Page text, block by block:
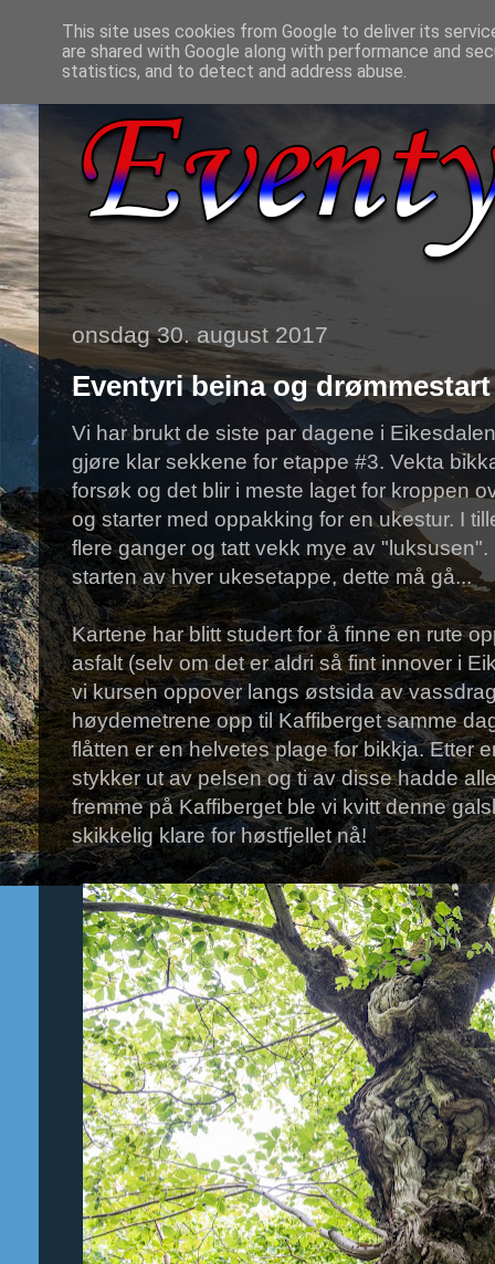
onsdag 30. august 2017
Eventyri beina og drømmestart
Vi har brukt de siste par dagene i
gjøre klar sekkene for etappe #3. Vekta
forsøk og det blir i meste laget for kroppen
og starter med oppakking for en ukestur. I
flere ganger og tatt vekk mye av
starten av hver ukesetappe, dette må gå...
Kartene har blitt studert for å finne en rute
asfalt (selv om det er aldri så fint innover i
vi kursen oppover langs østsida av
høydemetrene opp til Kaffiberget samme
flåtten er en helvetes plage for bikkja. Etter
stykker ut av pelsen og ti av disse hadde
fremme på Kaffiberget ble vi kvitt denne
skikkelig klare for høstfjellet nå!
This site uses cookies from Google to deliver its
are shared with Google along with performance and
statistics, and to detect and address abuse.